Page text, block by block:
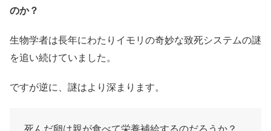
のか？
生物学者は長年にわたりイモリの奇妙な致死システムの謎
を追い続けていました。
ですが逆に、謎はより深まります。